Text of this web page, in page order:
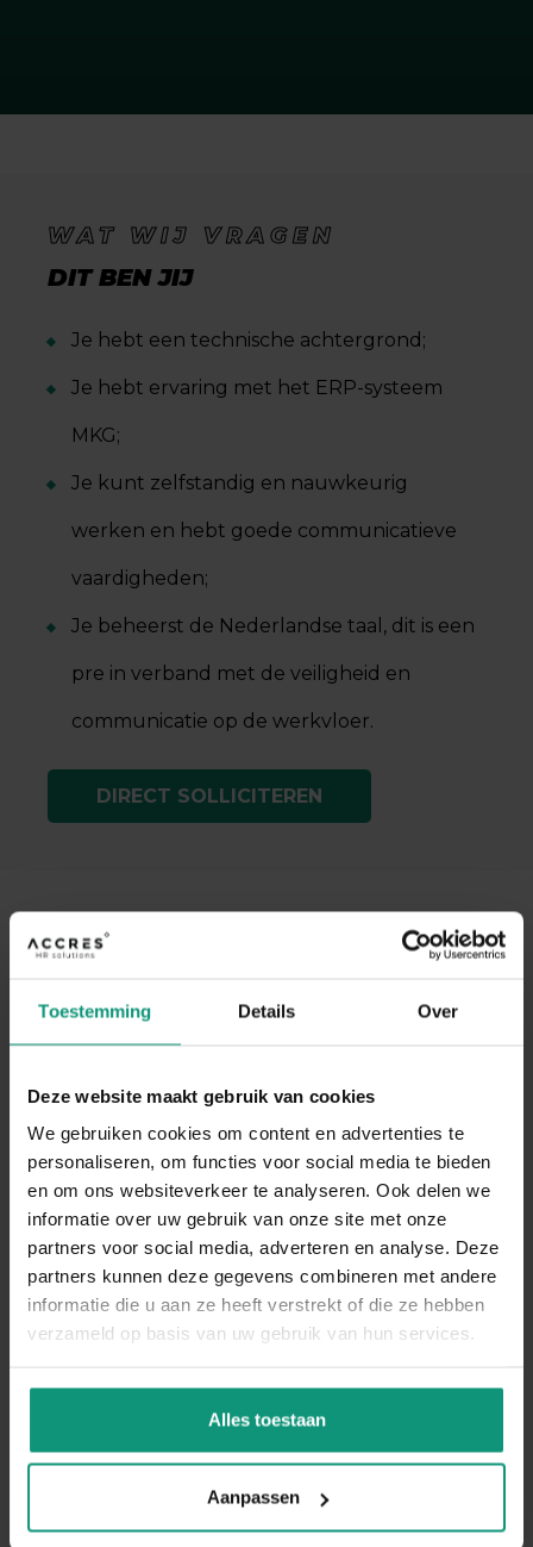
Toestemming Details Over
Deze website maakt gebruik van cookies
We gebruiken cookies om content en advertenties te
personaliseren, om functies voor social media te bieden
en om ons websiteverkeer te analyseren. Ook delen we
informatie over uw gebruik van onze site met onze
partners voor social media, adverteren en analyse. Deze
partners kunnen deze gegevens combineren met andere
informatie die u aan ze heeft verstrekt of die ze hebben
verzameld op basis van uw gebruik van hun services.
Alles toestaan
Aanpassen
WAT WIJ VRAGEN
DIT BEN JIJ
Je hebt een technische achtergrond;
Je hebt ervaring met het ERP-systeem
MKG;
Je kunt zelfstandig en nauwkeurig
werken en hebt goede communicatieve
vaardigheden;
Je beheerst de Nederlandse taal, dit is een
pre in verband met de veiligheid en
communicatie op de werkvloer.
DIRECT SOLLICITEREN
JOUW TOEKOMSTIGE WERKPLEK
Nog steeds aan het lezen? Bel gerust of stap
eens binnen bij het kantoor op de Markt in
Valkenswaard voor meer informatie en een
goede bak koffie.
DIRECT SOLLICITEREN